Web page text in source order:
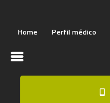
Home Perfil médico